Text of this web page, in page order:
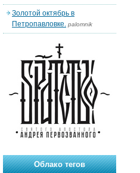
Золотой октябрь в
Петропавловке. palomnik
Облако тегов